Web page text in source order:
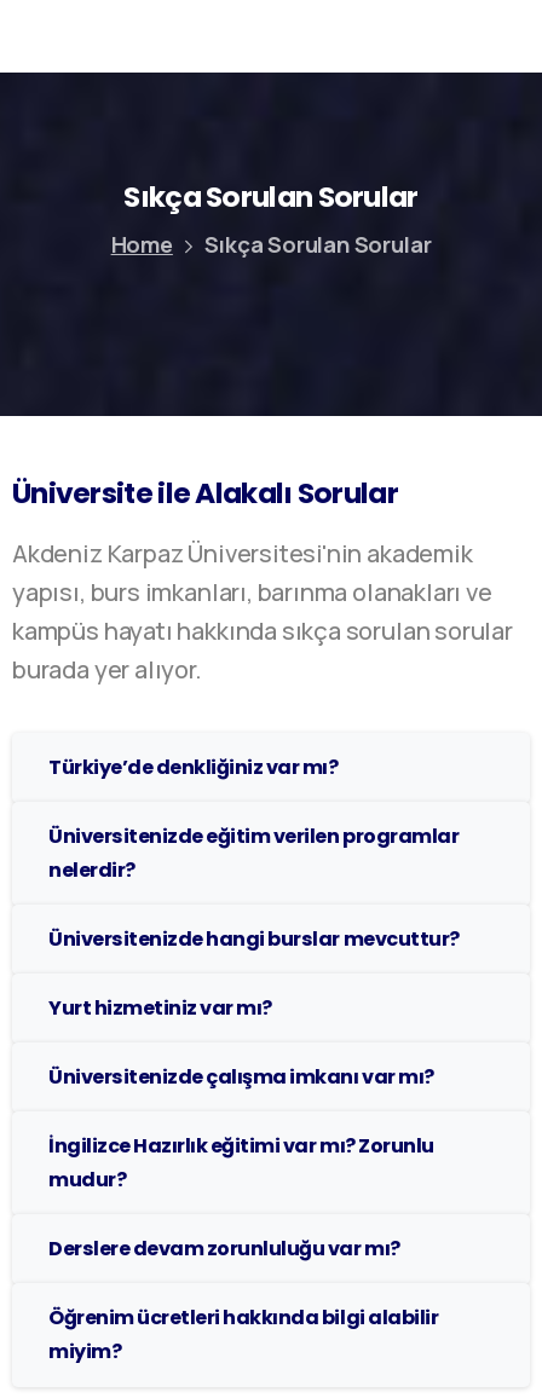
SıkçaSorulanSorular
Home Sıkça Sorulan Sorular
Üniversite ile Alakalı Sorular
Akdeniz Karpaz Üniversitesi'nin akademik
yapısı, burs imkanları, barınma olanakları ve
kampüs hayatı hakkında sıkça sorulan sorular
burada yer alıyor.
Türkiye’de denkliğiniz var mı?
Üniversitenizde eğitim verilen programlar
nelerdir?
Üniversitenizde hangi burslar mevcuttur?
Yurt hizmetiniz var mı?
Üniversitenizde çalışma imkanı var mı?
İngilizce Hazırlık eğitimi var mı? Zorunlu
mudur?
Derslere devam zorunluluğu var mı?
Öğrenim ücretleri hakkında bilgi alabilir
miyim?